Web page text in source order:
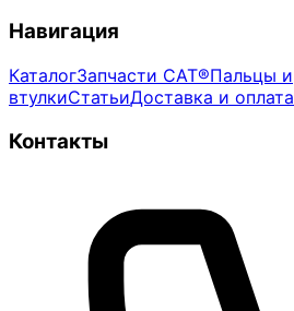
Навигация
КаталогЗапчасти CAT®Пальцы и
втулкиСтатьиДоставка и оплата
Контакты